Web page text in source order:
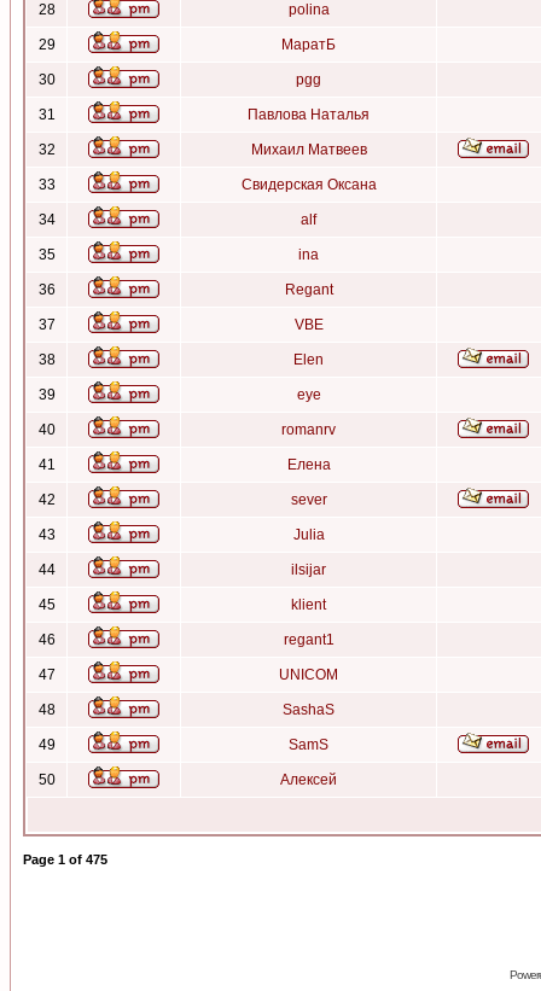
28 polina
29 МаратБ
30 pgg
31 Павлова Наталья
32 Михаил Матвеев
33 Свидерская Оксана
34 alf
35 ina
36 Regant
37 VBE
38 Elen
39 eye
40 romanrv
41 Елена
42 sever
43 Julia
44 ilsijar
45 klient
46 regant1
47 UNICOM
48 SashaS
49 SamS
50 Алексей
Page 1 of 475